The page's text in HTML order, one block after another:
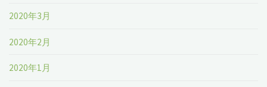
2020年3月
2020年2月
2020年1月